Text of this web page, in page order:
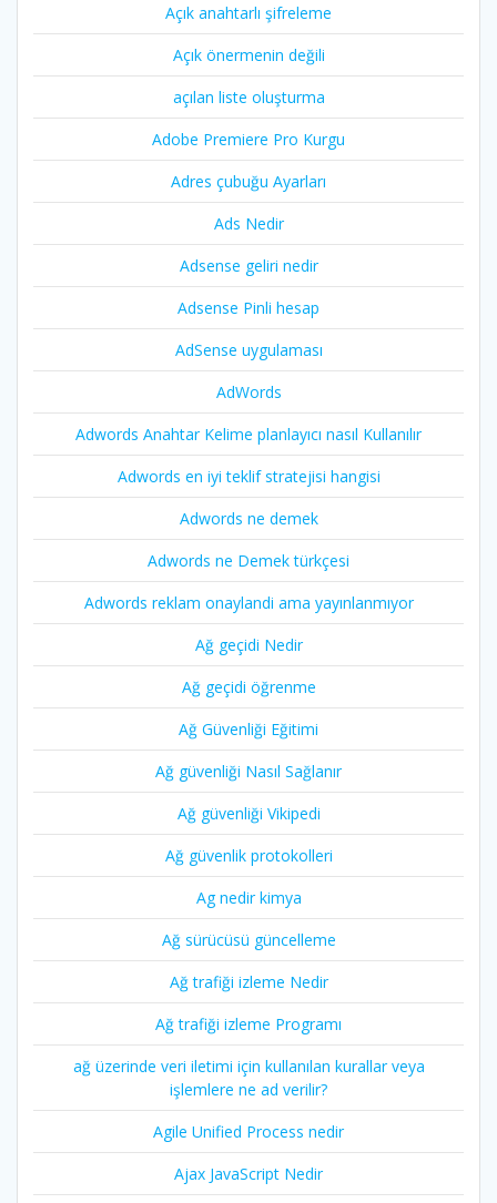
Açık anahtarlı şifreleme
Açık önermenin değili
açılan liste oluşturma
Adobe Premiere Pro Kurgu
Adres çubuğu Ayarları
Ads Nedir
Adsense geliri nedir
Adsense Pinli hesap
AdSense uygulaması
AdWords
Adwords Anahtar Kelime planlayıcı nasıl Kullanılır
Adwords en iyi teklif stratejisi hangisi
Adwords ne demek
Adwords ne Demek türkçesi
Adwords reklam onaylandi ama yayınlanmıyor
Ağ geçidi Nedir
Ağ geçidi öğrenme
Ağ Güvenliği Eğitimi
Ağ güvenliği Nasıl Sağlanır
Ağ güvenliği Vikipedi
Ağ güvenlik protokolleri
Ag nedir kimya
Ağ sürücüsü güncelleme
Ağ trafiği izleme Nedir
Ağ trafiği izleme Programı
ağ üzerinde veri iletimi için kullanılan kurallar veya
işlemlere ne ad verilir?
Agile Unified Process nedir
Ajax JavaScript Nedir